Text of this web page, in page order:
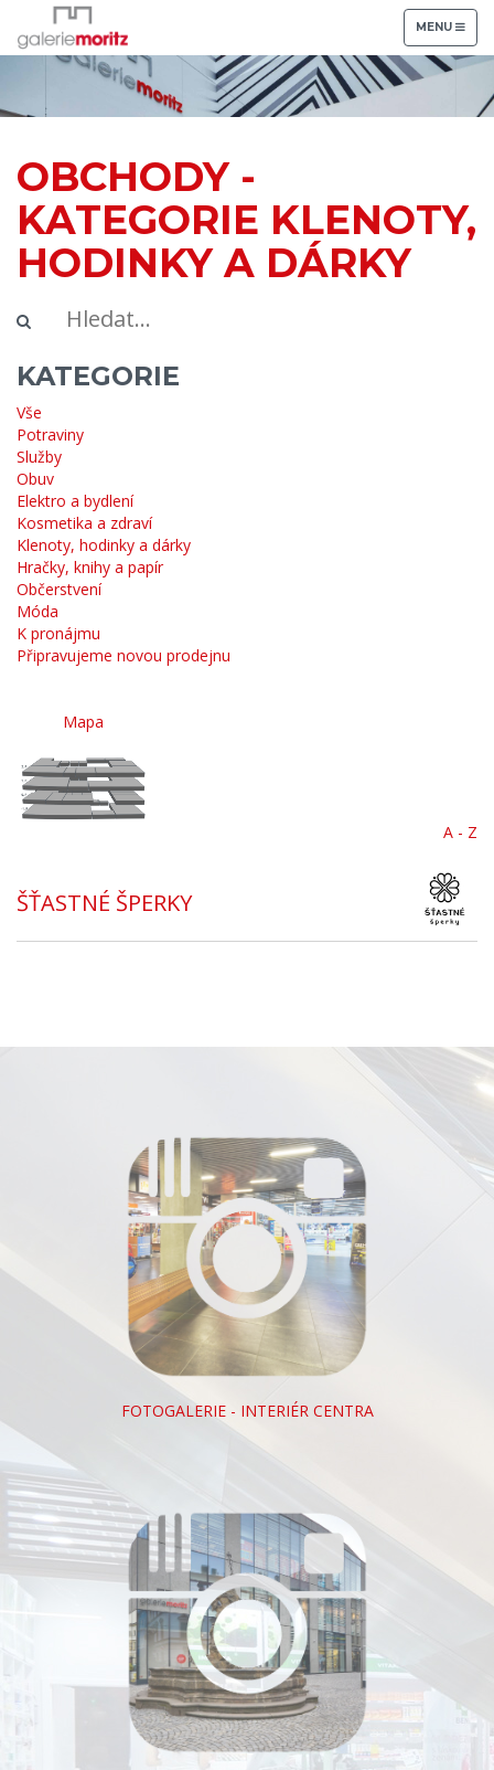
TOGGLE
NAVIGATION
MENU
OBCHODY -
KATEGORIE KLENOTY,
HODINKY A DÁRKY
KATEGORIE
Vše
Potraviny
Služby
Obuv
Elektro a bydlení
Kosmetika a zdraví
Klenoty, hodinky a dárky
Hračky, knihy a papír
Občerstvení
Móda
K pronájmu
Připravujeme novou prodejnu
Mapa
A - Z
ŠŤASTNÉ ŠPERKY
FOTOGALERIE - INTERIÉR CENTRA